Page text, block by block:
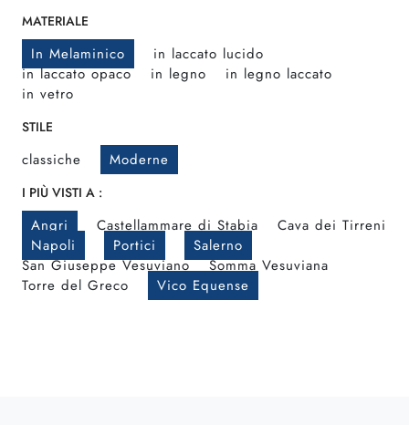
MATERIALE
In Melaminico
in laccato lucido
in laccato opaco
in legno
in legno laccato
in vetro
STILE
classiche Moderne
I PIÙ VISTI A :
Angri Castellammare di Stabia
Cava dei Tirreni
Napoli
Portici
Salerno
San Giuseppe Vesuviano
Somma Vesuviana
Torre del Greco
Vico Equense